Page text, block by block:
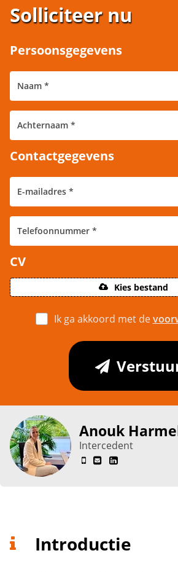
Anouk
Intercedent
Solliciteer nu
Persoonsgegevens
Contactgegevens
CV
Kies bestand
Ik ga akkoord met de
Introductie